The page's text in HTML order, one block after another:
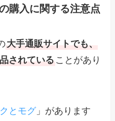
購入に関する注意点
大手通販サイトでも、
されている ことがあり
とモグ」があります